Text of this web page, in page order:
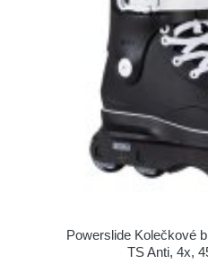
Powerslide Kolečkové
TS Anti, 4x,